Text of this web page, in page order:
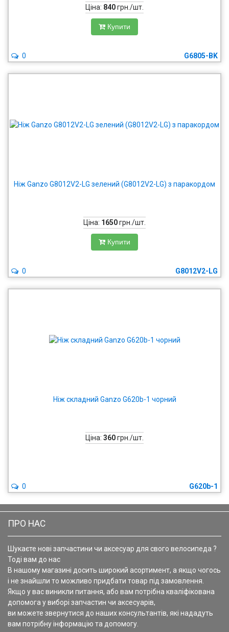
Ціна: 840грн./шт.
Купити
G6805-BK
0
Ніж Ganzo G8012V2-LG зелений (G8012V2-LG) з паракордом
Ціна: 1650грн./шт.
Купити
G8012V2-LG
0
Ніж складний Ganzo G620b-1 чорний
Ціна: 360грн./шт.
G620b-1
0
ПРО НАС
Шукаєте нові запчастини чи аксесуар для свого велосипеда ?
Тоді вам до нас
В нашому магазині досить широкий асортимент, а якщо чогось
і не знайшли то можливо придбати товар під замовлення.
Якщо у вас виникли питання, або вам потрібна кваліфікована
допомога у виборі запчастин чи аксесуарів,
ви можете звернутися до наших консультантів, які нададуть
вам потрібну інформацію та допомогу.